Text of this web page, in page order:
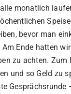
monatlich
bevor man
Ende hatten
zu achten.
und so Geld zu
Gesprächsrunde